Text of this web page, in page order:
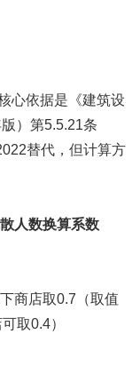
心依据是《建筑设
）第5.5.21条
替代，但计算方
人数换算系数
商店取0.7（取值
取0.4）